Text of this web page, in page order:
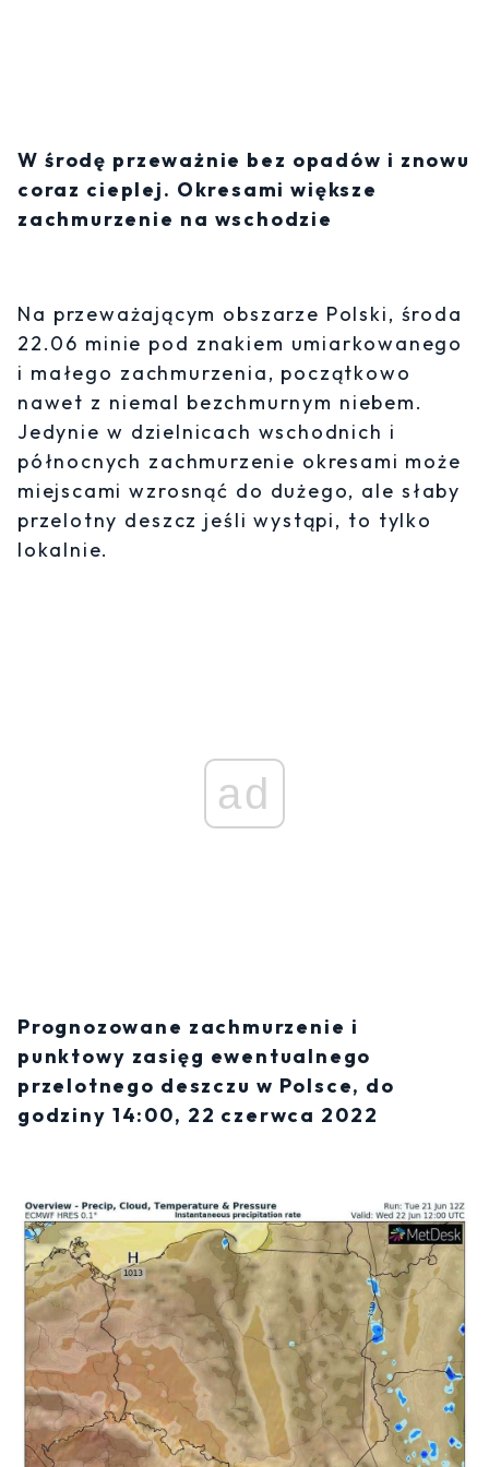
W środę przeważnie bez opadów i znowu
coraz cieplej. Okresami większe
zachmurzenie na wschodzie
Na przeważającym obszarze Polski, środa
22.06 minie pod znakiem umiarkowanego
i małego zachmurzenia, początkowo
nawet z niemal bezchmurnym niebem.
Jedynie w dzielnicach wschodnich i
północnych zachmurzenie okresami może
miejscami wzrosnąć do dużego, ale słaby
przelotny deszcz jeśli wystąpi, to tylko
lokalnie.
ad
Prognozowane zachmurzenie i
punktowy zasięg ewentualnego
przelotnego deszczu w Polsce, do
godziny 14:00, 22 czerwca 2022